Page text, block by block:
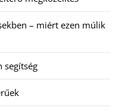
– miért ezen múlik
segítség